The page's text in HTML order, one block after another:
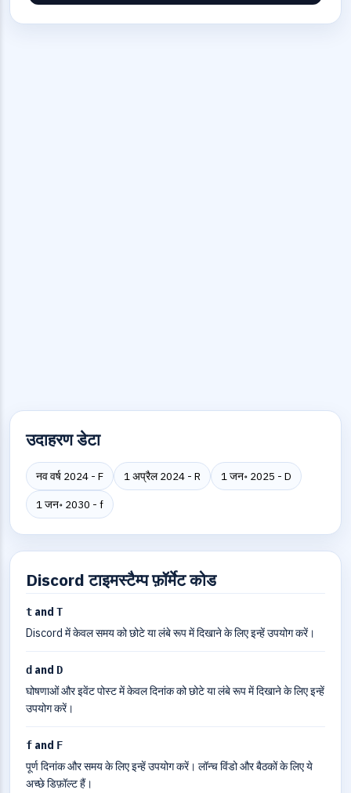
उदाहरण डेटा
नव वर्ष 2024 - F 1 अप्रैल 2024 - R
1 जन॰ 2025 - D
1 जन॰ 2030 - f
Discord टाइमस्टैम्प फ़ॉर्मेट कोड
t and T
Discord में केवल समय को छोटे या लंबे रूप में दिखाने के लिए इन्हें उपयोग करें।
d and D
घोषणाओं और इवेंट पोस्ट में केवल दिनांक को छोटे या लंबे रूप में दिखाने के लिए इन्हें
उपयोग करें।
f and F
पूर्ण दिनांक और समय के लिए इन्हें उपयोग करें। लॉन्च विंडो और बैठकों के लिए ये
अच्छे डिफ़ॉल्ट हैं।